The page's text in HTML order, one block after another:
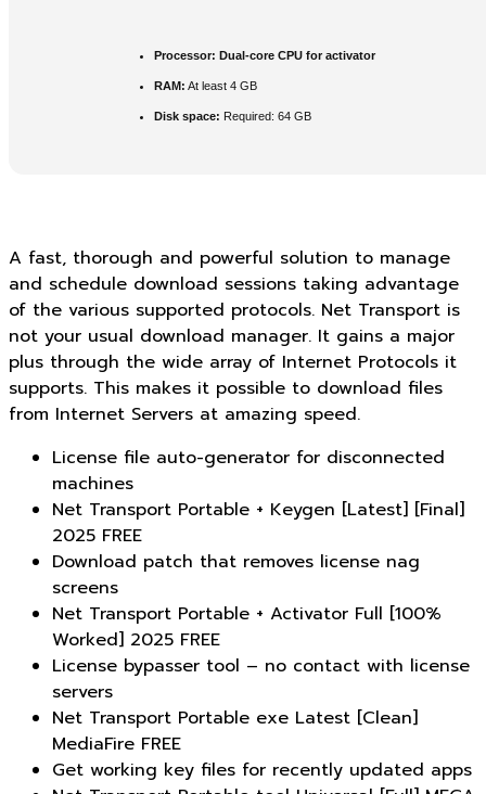
Processor: Dual-core CPU for activator
RAM: At least 4 GB
Disk space: Required: 64 GB
A fast, thorough and powerful solution to manage
and schedule download sessions taking advantage
of the various supported protocols. Net Transport is
not your usual download manager. It gains a major
plus through the wide array of Internet Protocols it
supports. This makes it possible to download files
from Internet Servers at amazing speed.
License file auto-generator for disconnected
machines
Net Transport Portable + Keygen [Latest] [Final]
2025 FREE
Download patch that removes license nag
screens
Net Transport Portable + Activator Full [100%
Worked] 2025 FREE
License bypasser tool – no contact with license
servers
Net Transport Portable exe Latest [Clean]
MediaFire FREE
Get working key files for recently updated apps